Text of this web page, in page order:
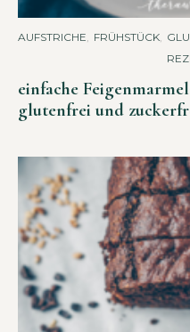
AUFSTRICHE FRÜHSTÜCK
einfache
glutenfrei und